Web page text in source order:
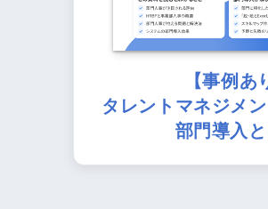
【事例あ
タレントマネジメ
部門導入と